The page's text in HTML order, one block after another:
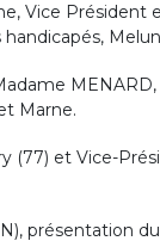
Vice Président
Marne.
(77) et Vice-
présentation